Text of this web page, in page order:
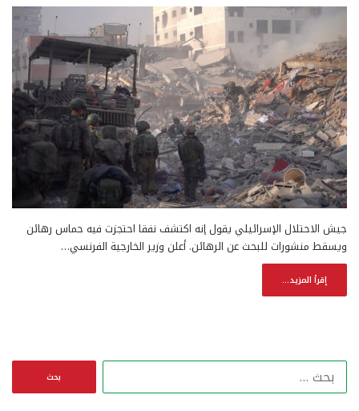
جيش الاحتلال الإسرائيلي يقول إنه اكتشف نفقا احتجزت فيه حماس رهائن
ويسقط منشورات للبحث عن الرهائن. أعلن وزير الخارجية الفرنسي…
إقرأ المزيد...